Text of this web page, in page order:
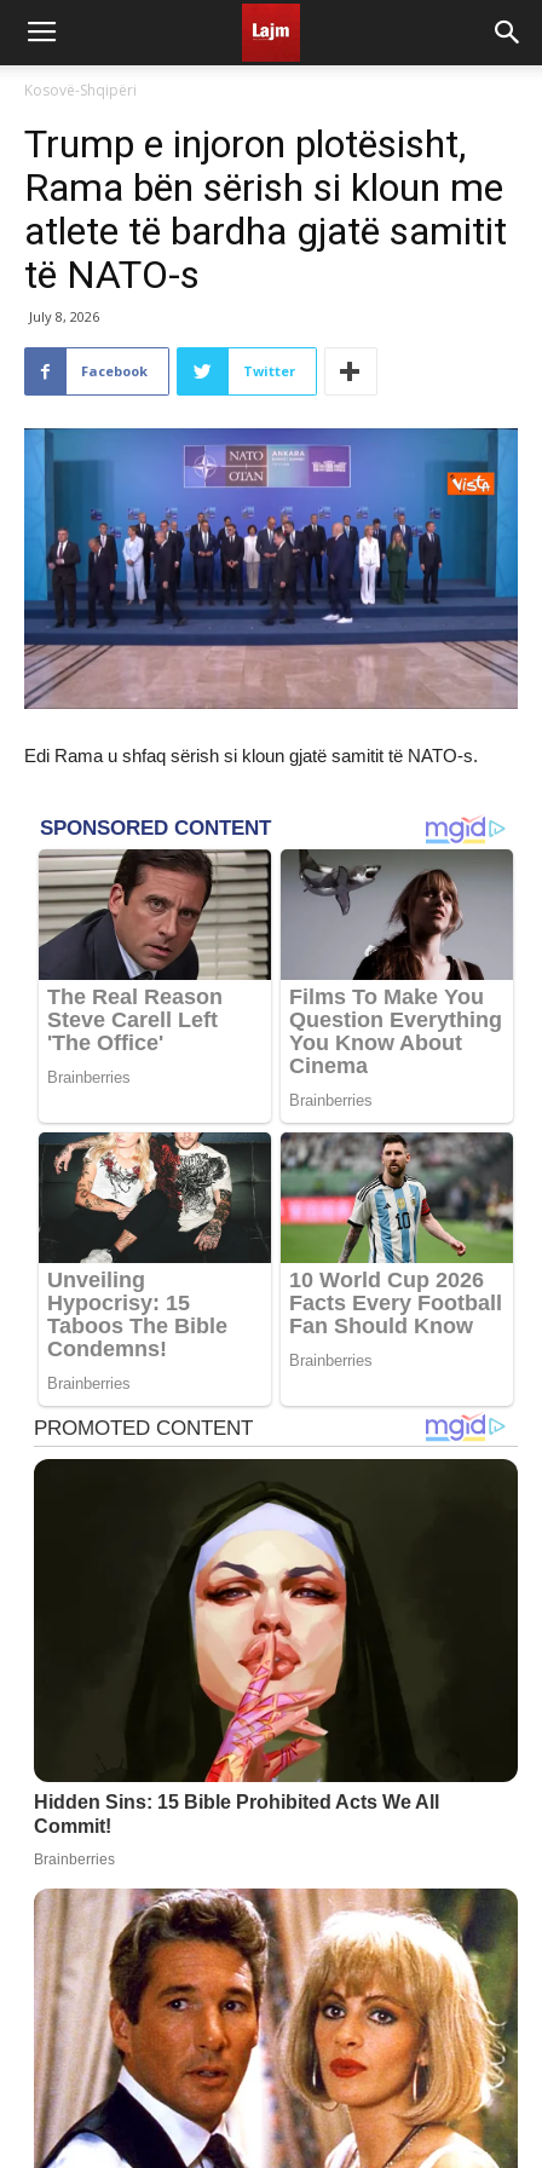
Kosovë-Shqipëri
Trump e injoron plotësisht,
Rama bën sërish si kloun me
atlete të bardha gjatë samitit
të NATO-s
July 8, 2026
Facebook Twitter
Edi Rama u shfaq sërish si kloun gjatë samitit të NATO-s.